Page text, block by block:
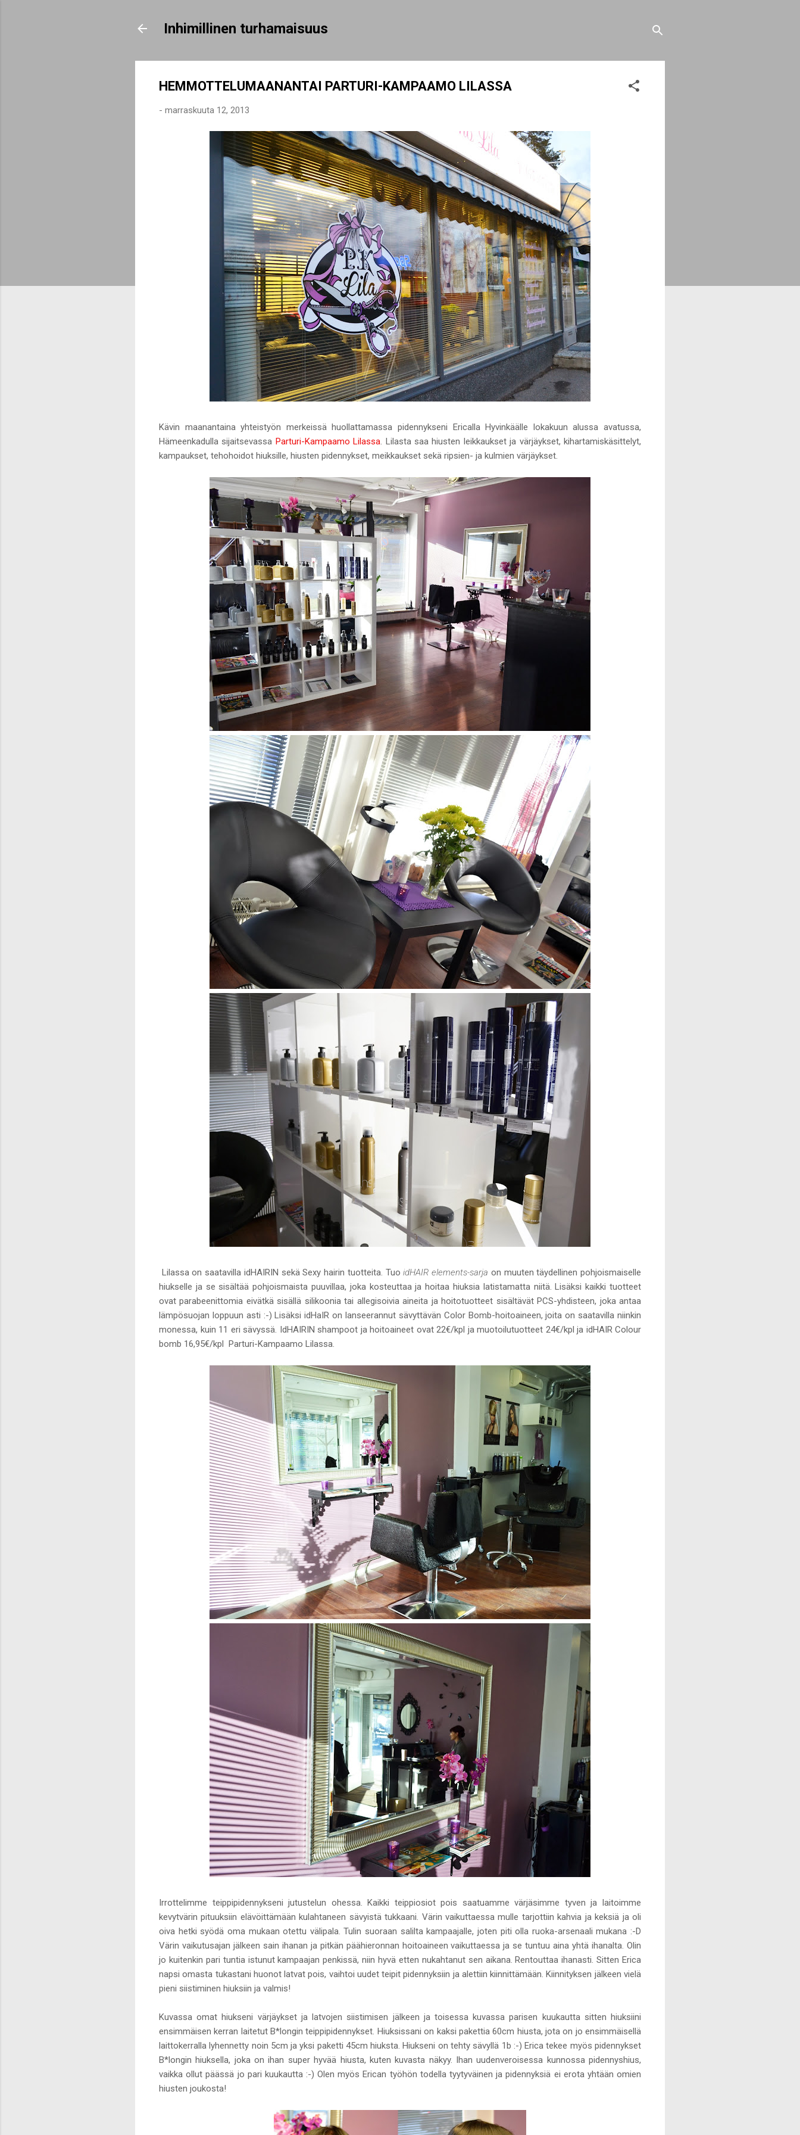
Inhimillinen turhamaisuus
HEMMOTTELUMAANANTAI PARTURI-KAMPAAMO LILASSA
- marraskuuta 12, 2013
Kävin maanantaina yhteistyön merkeissä huollattamassa pidennykseni Ericalla Hyvinkäälle lokakuun alussa avatussa,
Hämeenkadulla sijaitsevassa Parturi-Kampaamo Lilassa . Lilasta saa hiusten leikkaukset ja värjäykset, kihartamiskäsittelyt,
kampaukset, tehohoidot hiuksille, hiusten pidennykset, meikkaukset sekä ripsien- ja kulmien värjäykset.
Lilassa on saatavilla idHAIRIN sekä Sexy hairin tuotteita. TuoidHAIR elements-sarja on muuten täydellinen pohjoismaiselle
hiukselle ja se sisältää pohjoismaista puuvillaa, joka kosteuttaa ja hoitaa hiuksia latistamatta niitä. Lisäksi kaikki tuotteet
ovat parabeenittomia eivätkä sisällä silikoonia tai allegisoivia aineita ja hoitotuotteet sisältävät PCS-yhdisteen, joka antaa
lämpösuojan loppuun asti :-) Lisäksi idHaIR on lanseerannut sävyttävän Color Bomb-hoitoaineen, joita on saatavilla niinkin
monessa, kuin 11 eri sävyssä. IdHAIRIN shampoot ja hoitoaineet ovat 22€/kpl ja muotoilutuotteet 24€/kpl ja idHAIR Colour
bomb 16,95€/kpl Parturi-Kampaamo Lilassa.
Irrottelimme teippipidennykseni jutustelun ohessa. Kaikki teippiosiot pois saatuamme värjäsimme tyven ja laitoimme
kevytvärin pituuksiin elävöittämään kulahtaneen sävyistä tukkaani. Värin vaikuttaessa mulle tarjottiin kahvia ja keksiä ja oli
oiva hetki syödä oma mukaan otettu välipala. Tulin suoraan salilta kampaajalle, joten piti olla ruoka-arsenaali mukana :-D
Värin vaikutusajan jälkeen sain ihanan ja pitkän päähieronnan hoitoaineen vaikuttaessa ja se tuntuu aina yhtä ihanalta. Olin
jo kuitenkin pari tuntia istunut kampaajan penkissä, niin hyvä etten nukahtanut sen aikana. Rentouttaa ihanasti. Sitten Erica
napsi omasta tukastani huonot latvat pois, vaihtoi uudet teipit pidennyksiin ja alettiin kiinnittämään. Kiinnityksen jälkeen vielä
pieni siistiminen hiuksiin ja valmis!
Kuvassa omat hiukseni värjäykset ja latvojen siistimisen jälkeen ja toisessa kuvassa parisen kuukautta sitten hiuksiini
ensimmäisen kerran laitetut B*longin teippipidennykset. Hiuksissani on kaksi pakettia 60cm hiusta, jota on jo ensimmäisellä
laittokerralla lyhennetty noin 5cm ja yksi paketti 45cm hiuksta. Hiukseni on tehty sävyllä 1b :-) Erica tekee myös pidennykset
B*longin hiuksella, joka on ihan super hyvää hiusta, kuten kuvasta näkyy. Ihan uudenveroisessa kunnossa pidennyshius,
vaikka ollut päässä jo pari kuukautta :-) Olen myös Erican työhön todella tyytyväinen ja pidennyksiä ei erota yhtään omien
hiusten joukosta!